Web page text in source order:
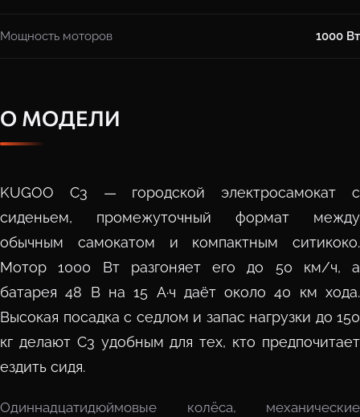
Мощность моторов 1000 Вт
О МОДЕЛИ
KUGOO C3 — городской электросамокат с
сиденьем, промежуточный формат между
обычным самокатом и компактным ситикоко.
Мотор 1000 Вт разгоняет его до 50 км/ч, а
батарея 48 В на 15 А·ч даёт около 40 км хода.
Высокая посадка с седлом и запас нагрузки до 150
кг делают C3 удобным для тех, кто предпочитает
ездить сидя.
Одиннадцатидюймовые колёса, механические